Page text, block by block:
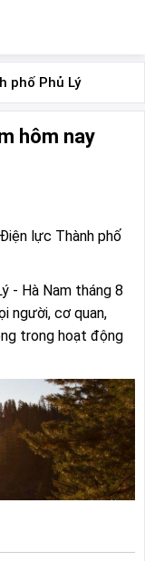
phố Phủ Lý
hôm nay
lực Thành phố
- Hà Nam tháng 8
người, cơ quan,
trong hoạt động